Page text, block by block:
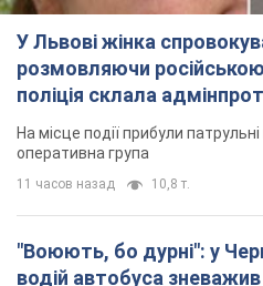
У Львові жінка
розмовляючи
поліція склала
На місце події прибули
оперативна група
11 часов назад 10,8 т.
"Воюють, бо дурні": у
водій автобуса зневажив